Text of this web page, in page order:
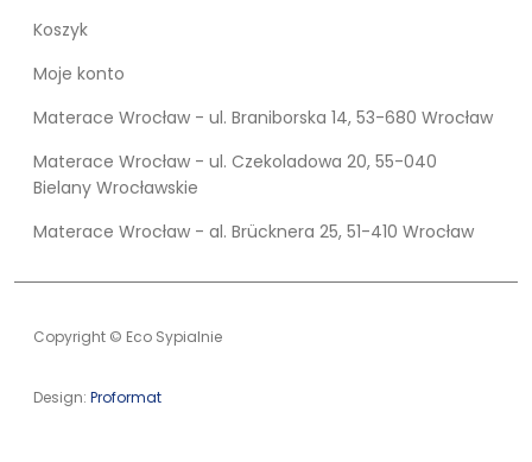
Koszyk
Moje konto
Materace Wrocław - ul. Braniborska 14, 53-680 Wrocław
Materace Wrocław - ul. Czekoladowa 20, 55-040
Bielany Wrocławskie
Materace Wrocław - al. Brücknera 25, 51-410 Wrocław
Copyright © Eco Sypialnie
Design: Proformat